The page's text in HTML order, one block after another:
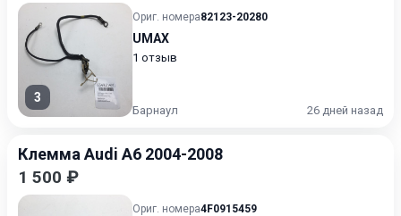
3
Ориг. номера82123-20280
UMAX
1 отзыв
Барнаул 26 дней назад
Клемма Audi A6 2004-2008
1 500 ₽
Ориг. номера4F0915459